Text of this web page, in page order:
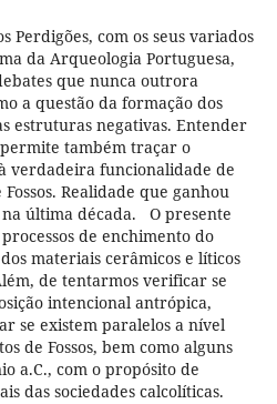
Perdigões, com os seus variados
da Arqueologia Portuguesa,
que nunca outrora
a questão da formação dos
estruturas negativas. Entender
também traçar o
verdadeira funcionalidade de
Realidade que ganhou
última década. O presente
de enchimento do
materiais cerâmicos e líticos
de tentarmos verificar se
intencional antrópica,
se existem paralelos a nível
de Fossos, bem como alguns
a.C., com o propósito de
das sociedades calcolíticas.